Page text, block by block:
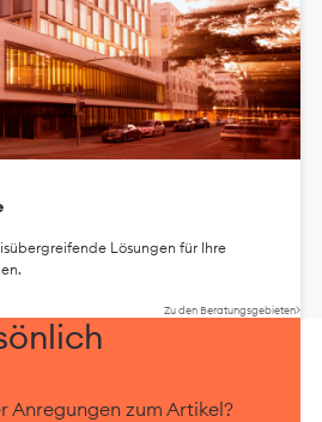
Lösungen für Ihre
Zu den Beratungsgebieten
Anregungen zum Artikel?